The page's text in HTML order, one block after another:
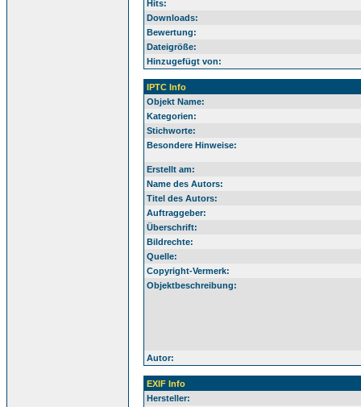
Hits:
Downloads:
Bewertung:
Dateigröße:
Hinzugefügt von:
IPTC Info
Objekt Name:
Kategorien:
Stichworte:
Besondere Hinweise:
Erstellt am:
Name des Autors:
Titel des Autors:
Auftraggeber:
Überschrift:
Bildrechte:
Quelle:
Copyright-Vermerk:
Objektbeschreibung:
Autor:
EXIF Info
Hersteller: